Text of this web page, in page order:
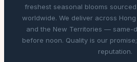
freshest seasonal blooms
worldwide. We deliver across
and the New Territories — same-
before noon. Quality is our
reputation.